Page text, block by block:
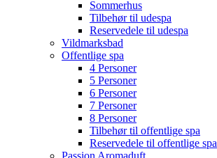
Sommerhus
Tilbehør til udespa
Reservedele til udespa
Vildmarksbad
Offentlige spa
4 Personer
5 Personer
6 Personer
7 Personer
8 Personer
Tilbehør til offentlige spa
Reservedele til offentlige spa
Passion Aromaduft